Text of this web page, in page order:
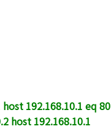
192.168.10.1 eq 80
host 192.168.10.1